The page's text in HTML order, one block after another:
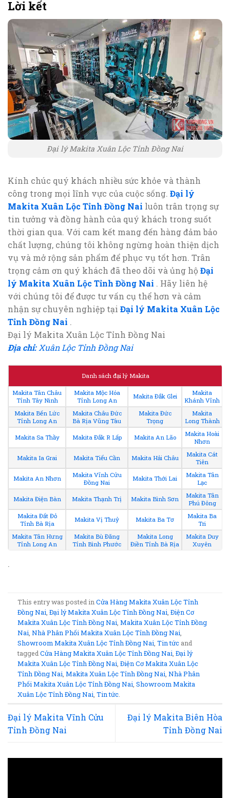
Lời kết
Đại lý Makita Xuân Lộc Tỉnh Đồng Nai
Kính chúc quý khách nhiều sức khỏe và thành
công trong mọi lĩnh vực của cuộc sống. Đại lý
Makita Xuân Lộc Tỉnh Đồng Nai luôn trân trọng sự
tin tưởng và đồng hành của quý khách trong suốt
thời gian qua. Với cam kết mang đến hàng đảm bảo
chất lượng, chúng tôi không ngừng hoàn thiện dịch
vụ và mở rộng sản phẩm để phục vụ tốt hơn. Trân
trọng cảm ơn quý khách đã theo dõi và ủng hộ Đại
lý Makita Xuân Lộc Tỉnh Đồng Nai . Hãy liên hệ
với chúng tôi để được tư vấn cụ thể hơn và cảm
nhận sự chuyên nghiệp tại Đại lý Makita Xuân Lộc
Tỉnh Đồng Nai .
Đại lý Makita Xuân Lộc Tỉnh Đồng Nai
Địa chỉ: Xuân Lộc Tỉnh Đồng Nai
Danh sách đại lý Makita
Makita Tân Châu
Tỉnh Tây Ninh
Makita Mộc Hóa
Tỉnh Long An
Makita Đắk Glei
Makita
Khánh Vĩnh
Makita Bến Lức
Tỉnh Long An
Makita Châu Đức
Bà Rịa Vũng Tàu
Makita Đức
Trọng
Makita
Long Thành
Makita Sa Thầy Makita Đắk R Lấp Makita An Lão
Makita Hoài
Nhơn
Makita Ia Grai Makita Tiểu Cần Makita Hải Châu
Makita Cát
Tiên
Makita An Nhơn
Makita Vĩnh Cửu
Đồng Nai
Makita Thới Lai
Makita Tân
Lạc
Makita Điện Bàn Makita Thạnh Trị Makita Bình Sơn
Makita Tân
Phú Đông
Makita Đất Đỏ
Tỉnh Bà Rịa
Makita Vị Thuỷ Makita Ba Tơ
Makita Ba
Tri
Makita Tân Hưng
Tỉnh Long An
Makita Bù Đăng
Tỉnh Bình Phước
Makita Long
Điền Tỉnh Bà Rịa
Makita Duy
Xuyên
.
This entry was posted inCửa Hàng Makita Xuân Lộc Tỉnh
Đồng Nai ,Đại lý Makita Xuân Lộc Tỉnh Đồng Nai ,Điện Cơ
Makita Xuân Lộc Tỉnh Đồng Nai ,Makita Xuân Lộc Tỉnh Đồng
Nai ,Nhà Phân Phối Makita Xuân Lộc Tỉnh Đồng Nai
Showroom Makita Xuân Lộc Tỉnh Đồng Nai ,Tin tức and
taggedCửa Hàng Makita Xuân Lộc Tỉnh Đồng Nai ,Đại lý
Makita Xuân Lộc Tỉnh Đồng Nai ,Điện Cơ Makita Xuân Lộc
Tỉnh Đồng Nai ,Makita Xuân Lộc Tỉnh Đồng Nai ,Nhà Phân
Phối Makita Xuân Lộc Tỉnh Đồng Nai ,Showroom Makita
Xuân Lộc Tỉnh Đồng Nai ,Tin tức
Đại lý Makita Vĩnh Cửu
Tỉnh Đồng Nai
Đại lý Makita Biên Hòa
Tỉnh Đồng Nai